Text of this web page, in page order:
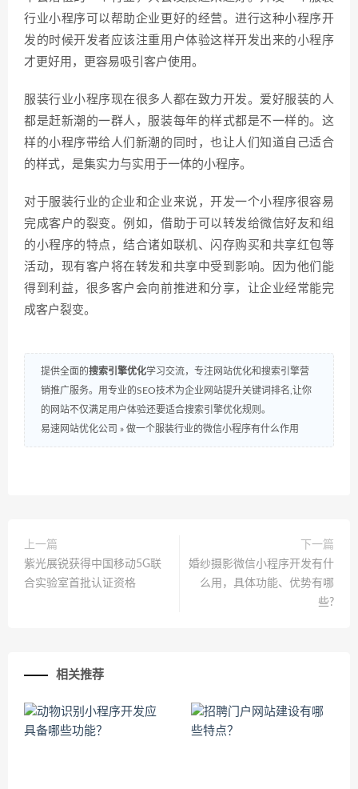
行业小程序可以帮助企业更好的经营。进行这种小程序开
发的时候开发者应该注重用户体验这样开发出来的小程序
才更好用，更容易吸引客户使用。
服装行业小程序现在很多人都在致力开发。爱好服装的人
都是赶新潮的一群人，服装每年的样式都是不一样的。这
样的小程序带给人们新潮的同时，也让人们知道自己适合
的样式，是集实力与实用于一体的小程序。
对于服装行业的企业和企业来说，开发一个小程序很容易
完成客户的裂变。例如，借助于可以转发给微信好友和组
的小程序的特点，结合诸如联机、闪存购买和共享红包等
活动，现有客户将在转发和共享中受到影响。因为他们能
得到利益，很多客户会向前推进和分享，让企业经常能完
成客户裂变。
提供全面的 搜索引擎优化学习交流，专注网站优化和搜索引擎营
销推广服务。用专业的SEO技术为企业网站提升关键词排名,让你
的网站不仅满足用户体验还要适合搜索引擎优化规则。
易速网站优化公司 » 做一个服装行业的微信小程序有什么作用
上一篇
紫光展锐获得中国移动5G联
合实验室首批认证资格
下一篇
婚纱摄影微信小程序开发有什
么用，具体功能、优势有哪
些?
相关推荐